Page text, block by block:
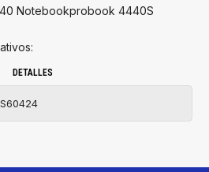
Notebookprobook 4440S
DETALLES